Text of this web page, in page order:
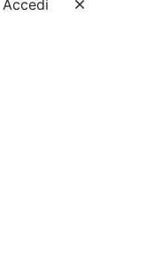
Accedi